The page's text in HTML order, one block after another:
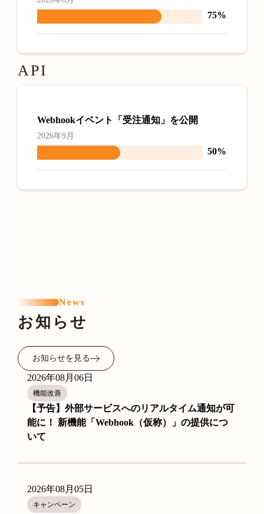
75%
API
Webhookイベント「受注通知」を公開
2026年9月
50%
News
お知らせ
お知らせを見る
2026年08月06日
機能改善
【予告】外部サービスへのリアルタイム通知が可
能に！ 新機能「Webhook（仮称）」の提供につ
いて
2026年08月05日
キャンペーン